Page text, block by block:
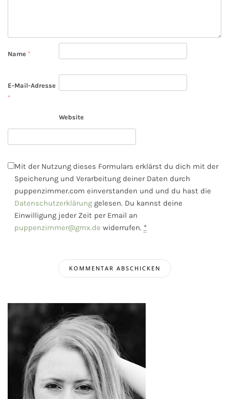
Name *
E-Mail-Adresse
*
Website
Mit der Nutzung dieses Formulars erklärst du dich mit der
Speicherung und Verarbeitung deiner Daten durch
puppenzimmer.com einverstanden und und du hast die
Datenschutzerklärung gelesen. Du kannst deine
Einwilligung jeder Zeit per Email an
puppenzimmer@gmx.de widerrufen. *